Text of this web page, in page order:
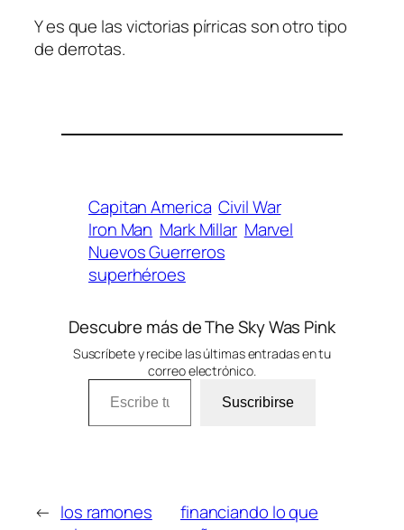
Y es que las vic­to­rias pí­rri­cas son otro ti­po
de derrotas.
Capitan America Civil War
Iron Man Mark Millar Marvel
Nuevos Guerreros
superhéroes
Descubre más de The Sky Was Pink
Suscríbete y recibe las últimas entradas en tu
correo electrónico.
Escribe tu correo electrónico…
Suscribirse
← los ramones
financiando lo que